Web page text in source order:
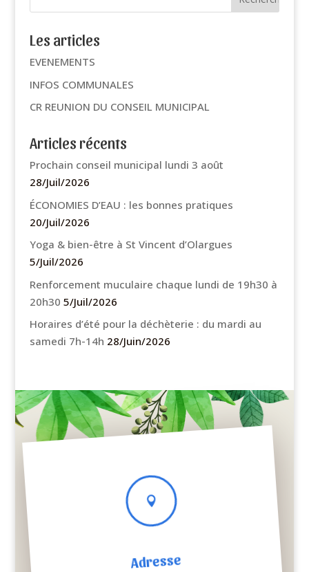
Les articles
EVENEMENTS
INFOS COMMUNALES
CR REUNION DU CONSEIL MUNICIPAL
Articles récents
Prochain conseil municipal lundi 3 août
28/Juil/2026
ÉCONOMIES D’EAU : les bonnes pratiques
20/Juil/2026
Yoga & bien-être à St Vincent d’Olargues
5/Juil/2026
Renforcement muculaire chaque lundi de 19h30 à
20h30 5/Juil/2026
Horaires d’été pour la déchèterie : du mardi au
samedi 7h-14h 28/Juin/2026

Adresse